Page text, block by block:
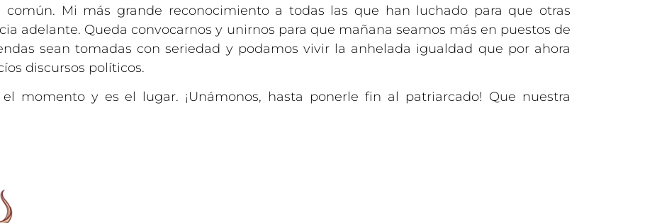
común. Mi más grande reconocimiento a todas las que han luchado para que otras
adelante. Queda convocarnos y unirnos para que mañana seamos más en puestos de
sean tomadas con seriedad y podamos vivir la anhelada igualdad que por ahora
discursos políticos.
momento y es el lugar. ¡Unámonos, hasta ponerle fin al patriarcado! Que nuestra